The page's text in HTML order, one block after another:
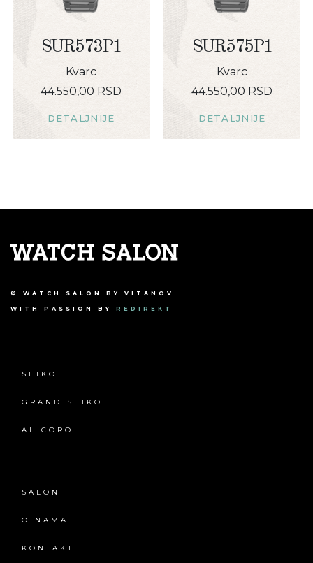
SUR573P1
Kvarc
44.550,00 RSD
DETALJNIJE
SUR575P1
Kvarc
44.550,00 RSD
DETALJNIJE
© WATCH SALON BY VITANOV
WITH PASSION BY REDIREKT
SEIKO
GRAND SEIKO
AL CORO
SALON
O NAMA
KONTAKT